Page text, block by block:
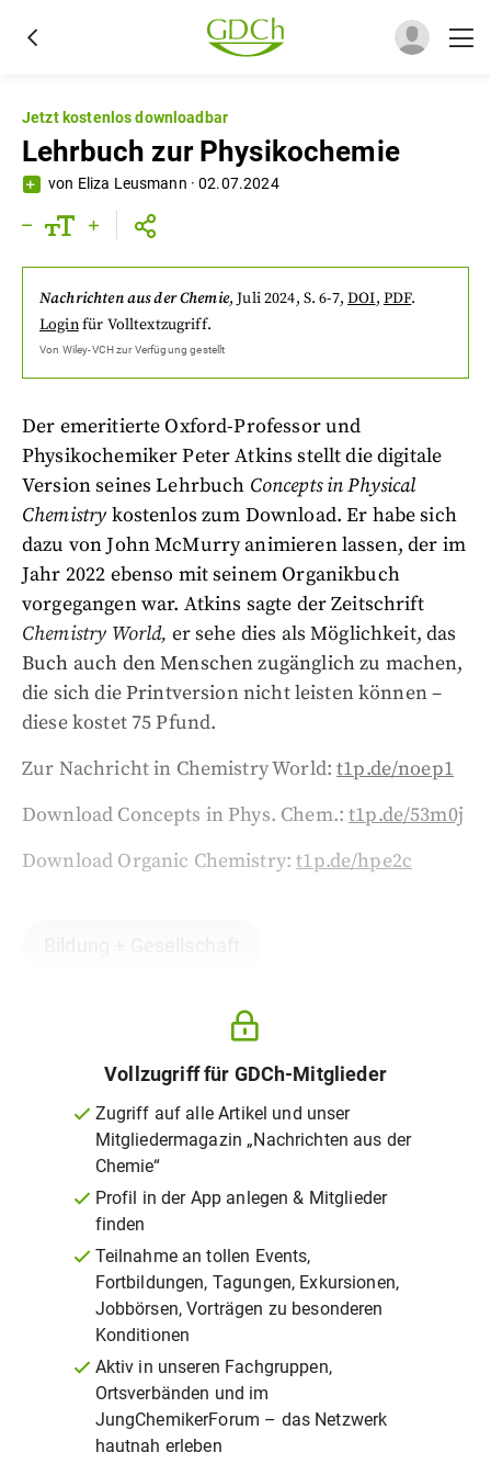
Jetzt kostenlos downloadbar
Lehrbuch zur Physikochemie
von Eliza Leusmann ·02.07.2024
Nachrichten aus der Chemie,Juli 2024, S. 6-7,DOI, PDF.
Loginfür Volltextzugriff.
Von Wiley-VCHzur Verfügung gestellt
Der emeritierte Oxford-Professor und
Physikochemiker Peter Atkins stellt die digitale
Version seines Lehrbuch Concepts in Physical
Chemistry kostenlos zum Download. Er habe sich
dazu von John McMurry animieren lassen, der im
Jahr 2022 ebenso mit seinem Organikbuch
vorgegangen war. Atkins sagte der Zeitschrift
Chemistry World, er sehe dies als Möglichkeit, das
Buch auch den Menschen zugänglich zu machen,
die sich die Printversion nicht leisten können –
diese kostet 75 Pfund.
Zur Nachricht in Chemistry World:t1p.de/noep1
Download Concepts in Phys. Chem.:t1p.de/53m0j
Download Organic Chemistry:t1p.de/hpe2c
Vollzugriff für GDCh-Mitglieder
Zugriff auf alle Artikel und unser
Mitgliedermagazin „Nachrichten aus der
Chemie“
Profil in der App anlegen & Mitglieder
finden
Teilnahme an tollen Events,
Fortbildungen, Tagungen, Exkursionen,
Jobbörsen, Vorträgen zu besonderen
Konditionen
Aktiv in unseren Fachgruppen,
Ortsverbänden und im
JungChemikerForum – das Netzwerk
hautnah erleben